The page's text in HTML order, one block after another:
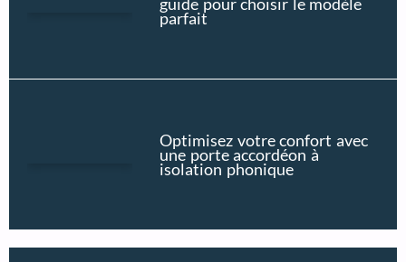
parfait
Optimisez votre confort avec
une porte accordéon à
isolation phonique